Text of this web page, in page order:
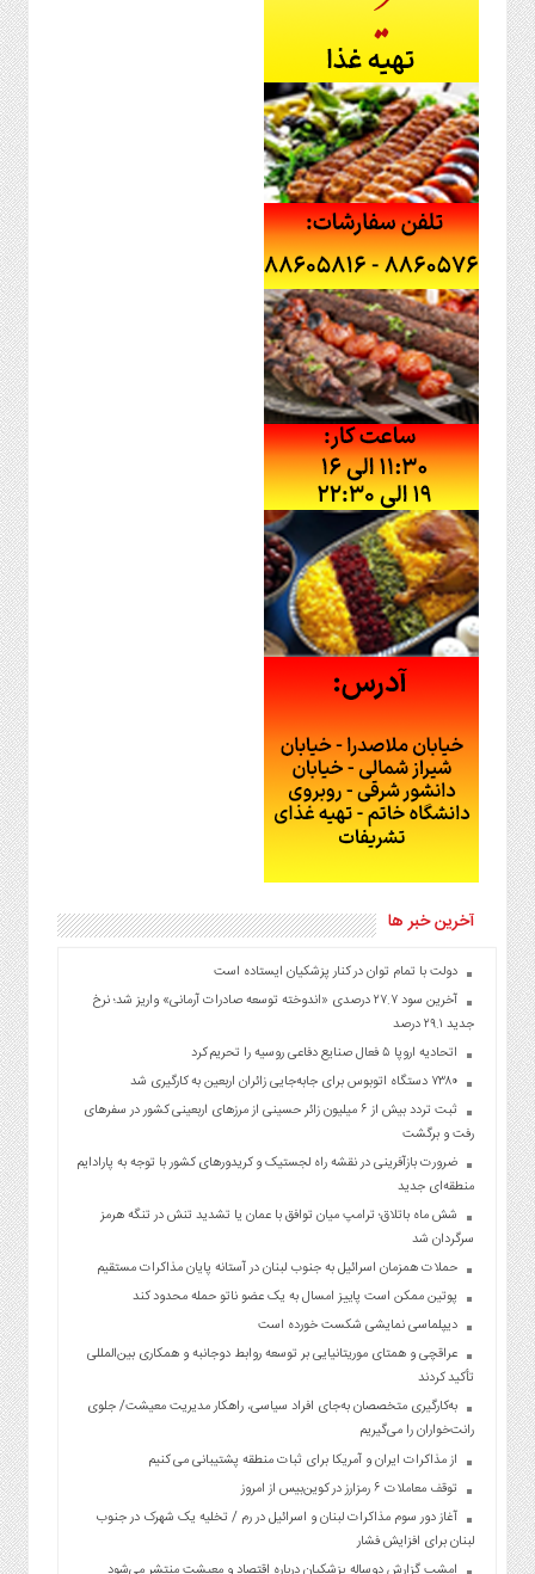
آخرین خبر ها
دولت با تمام توان در کنار پزشکیان ایستاده است
آخرین سود ۲۷.۷ درصدی «اندوخته توسعه صادرات آرمانی» واریز شد؛ نرخ
جدید ۲۹.۱ درصد
اتحادیه اروپا ۵ فعال صنایع دفاعی روسیه را تحریم کرد
۷۳۸۰ دستگاه اتوبوس برای جابه‌جایی زائران اربعین به‌ کارگیری شد
ثبت تردد بیش از ۶ میلیون زائر حسینی از مرزهای اربعینی کشور در سفرهای
رفت و برگشت
ضرورت بازآفرینی در نقشه راه لجستیک و کریدورهای کشور با توجه به پارادایم
منطقه‌ای جدید
شش ماه باتلاق؛ ترامپ میان توافق با عمان یا تشدید تنش در تنگه هرمز
سرگردان شد
حملات همزمان اسرائیل به جنوب لبنان در آستانه پایان مذاکرات مستقیم
پوتین ممکن است پاییز امسال به یک عضو ناتو حمله محدود کند
دیپلماسی نمایشی شکست خورده است
عراقچی و همتای موریتانیایی بر توسعه روابط دوجانبه و همکاری بین‌المللی
تأکید کردند
به‌کارگیری متخصصان به‌جای افراد سیاسی، راهکار مدیریت معیشت/ جلوی
رانت‌خواران را می‌گیریم
از مذاکرات ایران و آمریکا برای ثبات منطقه پشتیبانی می کنیم
توقف معاملات ۶ رمزارز در کوین‌بیس از امروز
آغاز دور سوم مذاکرات لبنان و اسرائیل در رم / تخلیه یک شهرک در جنوب
لبنان برای افزایش فشار